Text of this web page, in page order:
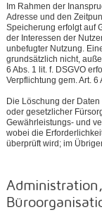
Im Rahmen der
Adresse und den
Speicherung erfolgt auf
der Interessen der
unbefugter Nutzung.
grundsätzlich nicht,
6 Abs. 1 lit. f. DSGVO
Verpflichtung gem. Art. 6
Die Löschung der
oder gesetzlicher
Gewährleistungs- und
wobei die
überprüft wird; im